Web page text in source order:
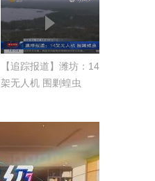
【追踪报道】潍坊：14
架无人机 围剿蝗虫